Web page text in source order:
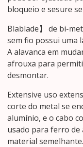
bloqueio e sesure
Blablade】 de bi-
sem fio possui uma
A alavanca em
afrouxa para
desmontar.
Extensive uso
corte do metal se
alumínio, e o cabo
usado para ferro de
material semelhante.